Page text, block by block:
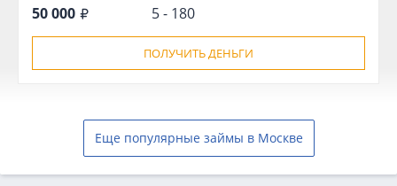
50 000 5 - 180
ПОЛУЧИТЬ ДЕНЬГИ
Еще популярные займы в Москве